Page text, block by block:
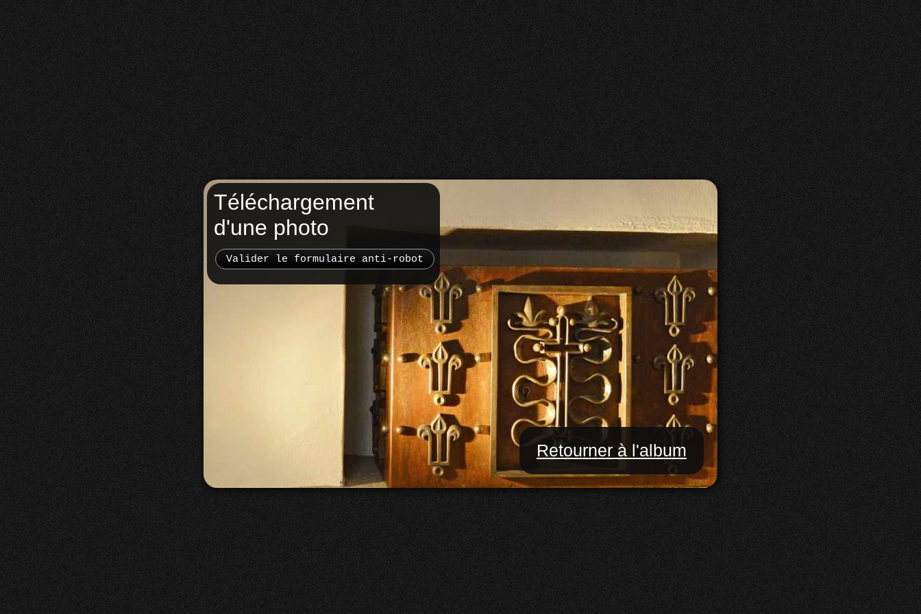
Téléchargement
d'une photo
Retourner à l'album